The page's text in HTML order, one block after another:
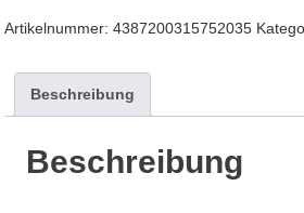
Artikelnummer:4387200315752035
Beschreibung
Beschreibung